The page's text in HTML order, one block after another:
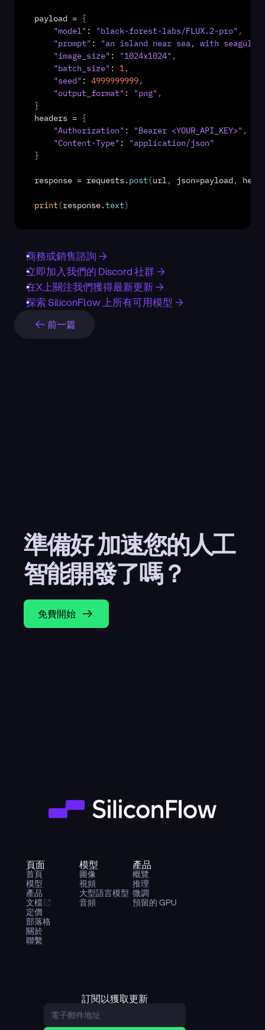
payload = {
"model" : "black-forest-labs/FLUX.2-pro" ,
"prompt" :
"an island near sea, with
"image_size" : "1024x1024" ,
"batch_size" : 1,
"seed" : 4999999999,
"output_format" : "png" ,
}
headers = {
"Authorization" : "Bearer <YOUR_API_KEY>" ,
"Content-Type" :
"application/json"
}
response = requests.post(url, json=payload ,
print(response.text)
商務或銷售諮詢 →
立即加入我們的 Discord 社群 →
在X上關注我們獲得最新更新 →
探索 SiliconFlow 上所有可用模型 →
前一篇
準備好 加速您的人工
智能開發了嗎？
免費開始
頁面
首頁
模型
產品
文檔
定價
部落格
關於
聯繫
模型
圖像
視頻
大型語言模型
音頻
產品
概覽
推理
微調
預留的 GPU
訂閱以獲取更新